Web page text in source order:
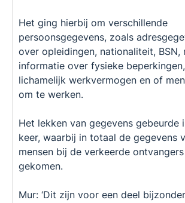
Het ging hierbij om verschillende
persoonsgegevens, zoals
over opleidingen, nationaliteit, BSN,
informatie over fysieke
lichamelijk werkvermogen en of
om te werken.
Het lekken van gegevens gebeurde
keer, waarbij in totaal de gegevens
mensen bij de verkeerde
gekomen.
Mur: ‘Dit zijn voor een deel